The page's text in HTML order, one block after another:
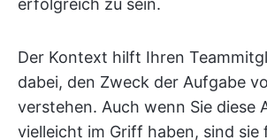
erfolgreich zu sein.
Der Kontext hilft Ihren
dabei, den Zweck der Aufgabe
verstehen. Auch wenn Sie diese
vielleicht im Griff haben, sind sie